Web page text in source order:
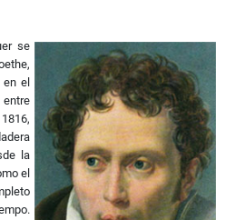
se
el
la
el